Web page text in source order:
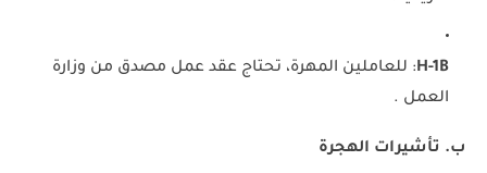
H-1B: للعاملين المهرة، تحتاج عقد عمل مصدق من وزارة
العمل .
ب. تأشيرات الهجرة